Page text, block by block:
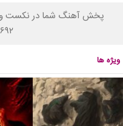
پخش آهنگ شما در نکست
ویژه ها